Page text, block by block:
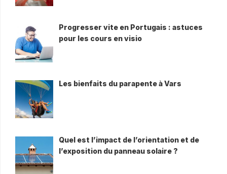
Progresser vite en Portugais : astuces
pour les cours en visio
Les bienfaits du parapente à Vars
Quel est l’impact de l’orientation et de
l’exposition du panneau solaire ?